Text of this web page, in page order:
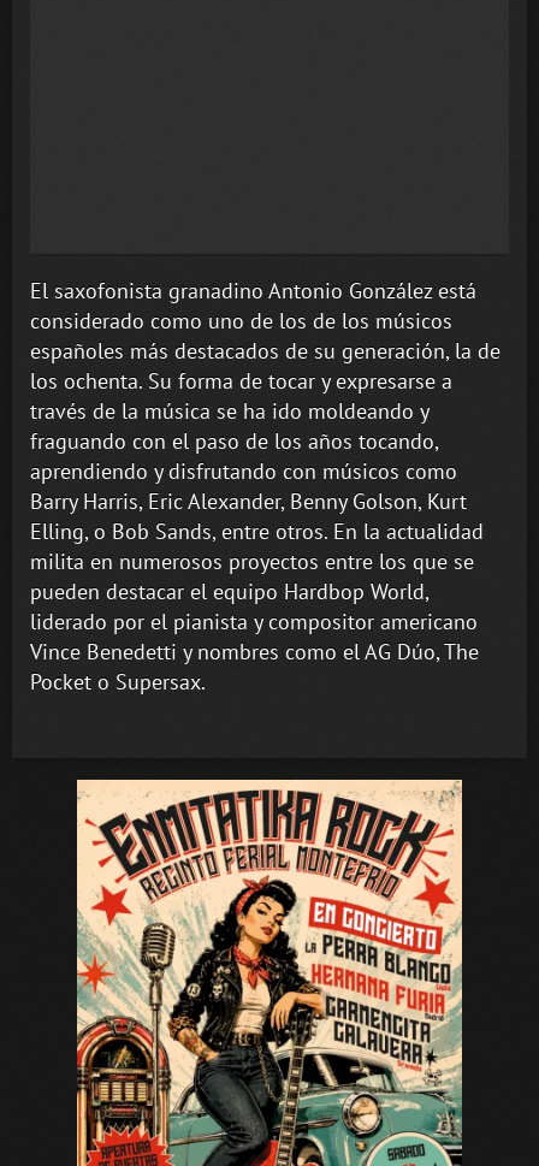
El saxofonista granadino Antonio González está
considerado como uno de los de los músicos
españoles más destacados de su generación, la de
los ochenta. Su forma de tocar y expresarse a
través de la música se ha ido moldeando y
fraguando con el paso de los años tocando,
aprendiendo y disfrutando con músicos como
Barry Harris, Eric Alexander, Benny Golson, Kurt
Elling, o Bob Sands, entre otros. En la actualidad
milita en numerosos proyectos entre los que se
pueden destacar el equipo Hardbop World,
liderado por el pianista y compositor americano
Vince Benedetti y nombres como el AG Dúo, The
Pocket o Supersax.